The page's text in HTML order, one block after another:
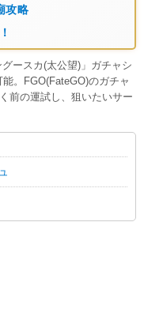
攻略
ースカ(太公望)」ガチャシ
。FGO(FateGO)のガチャ
前の運試し、狙いたいサー